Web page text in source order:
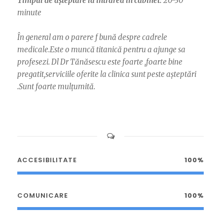
minute
În general am o parere f bună despre cadrele
medicale.Este o muncă titanică pentru a ajunge sa
profesezi. Dl Dr Tănăsescu este foarte ,foarte bine
pregatit,serviciile oferite la clinica sunt peste așteptări
.Sunt foarte mulțumită.
ACCESIBILITATE 100%
COMUNICARE 100%